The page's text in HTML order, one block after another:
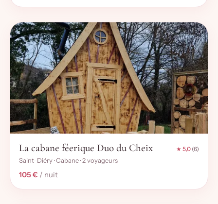
La cabane féerique Duo du Cheix ★ 5,0 (6)
Saint-Diéry · Cabane · 2 voyageurs
105 € / nuit